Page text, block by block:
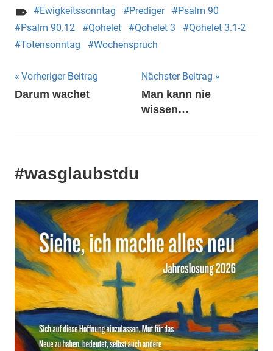
Ewigkeitssonntag Prediger
Psalm 90
Psalm 90.12
Qohelet Qohelet 3
Qohelet 3.1-2
Totensonntag
Wochenspruch
Beitragsnavigation
Vorheriger Beitrag
Darum wachet
Nächster Beitrag
Man kann nie
wissen…
#wasglaubstdu